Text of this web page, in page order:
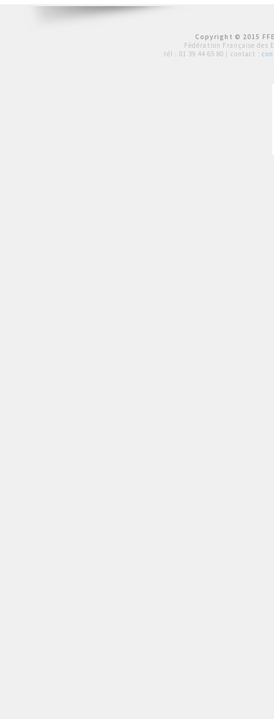
Copyright © 2015
Fédération Française des
tél : 01 39 44 65 80 | contact :